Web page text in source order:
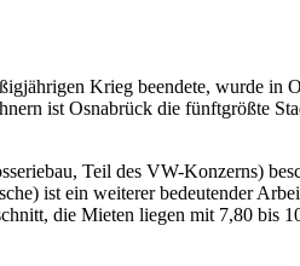
Krieg beendete, wurde in
ist Osnabrück die fünftgrößte
Teil des VW-Konzerns)
ist ein weiterer bedeutender
die Mieten liegen mit 7,80 bis